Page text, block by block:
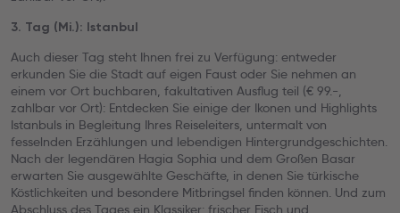
3. Tag (Mi.): Istanbul
Auch dieser Tag steht Ihnen frei zu Verfügung: entweder
erkunden Sie die Stadt auf eigen Faust oder Sie nehmen an
einem vor Ort buchbaren, fakultativen Ausflug teil (€ 99.-,
zahlbar vor Ort): Entdecken Sie einige der Ikonen und Highlights
Istanbuls in Begleitung Ihres Reiseleiters, untermalt von
fesselnden Erzählungen und lebendigen Hintergrundgeschichten.
Nach der legendären Hagia Sophia und dem Großen Basar
erwarten Sie ausgewählte Geschäfte, in denen Sie türkische
Köstlichkeiten und besondere Mitbringsel finden können. Und zum
Abschluss des Tages ein Klassiker: frischer Fisch und